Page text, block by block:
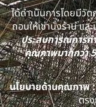
ได้ดำเนินการโดยมีวั
ถอนให้เช่านั่งร้าน แ
ประสบการณ์การท
คุณภาพมากกว่า
นโยบายด้านคุณภาพ
ตร